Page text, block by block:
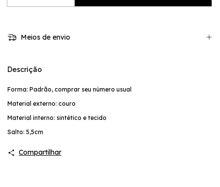
Meios de envio
Descrição
Forma: Padrão, comprar seu número usual
Material externo: couro
Material interno: sintético e tecido
Salto: 5,5cm
Compartilhar